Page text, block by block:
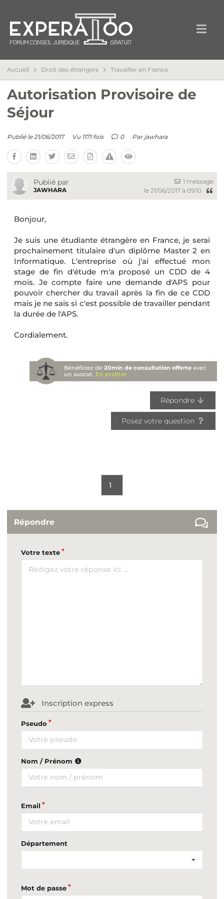
Accueil Droit des étrangers Travailler en France
Autorisation Provisoire de
Séjour
Publié le 21/06/2017 Vu 1171 fois 0 Par jawhara
Publié par
JAWHARA
1 message
le 21/06/2017 à 09:10
Bonjour,
Je suis une étudiante étrangère en France, je serai
prochainement titulaire d'un diplôme Master 2 en
Informatique. L'entreprise où j'ai effectué mon
stage de fin d'étude m'a proposé un CDD de 4
mois. Je compte faire une demande d'APS pour
pouvoir chercher du travail après la fin de ce CDD
mais je ne sais si c'est possible de travailler pendant
la durée de l'APS.
Cordialement.
Bénéficiez de20min de consultation offerte avec
un avocat. En profiter
Répondre
Posez votre question
1
Répondre
Votre texte
Inscription express
Pseudo
Nom / Prénom
Email
Département
Mot de passe